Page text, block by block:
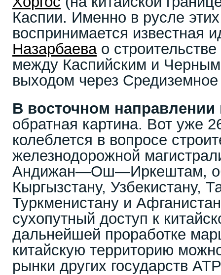
Каспии. Именно в русле
воспринимается известная
Назарбаевао
между Каспийским и
выходом через
В восточном направлении
обратная картина. Вот уже
колеблется в вопросе
железнодорожной
Андижан—Ош—Иркештам,
Кыргызстану, Узбекистану,
Туркменистану и
сухопутный доступ к
дальнейшей проработке
китайскую территорию
рынки других государств